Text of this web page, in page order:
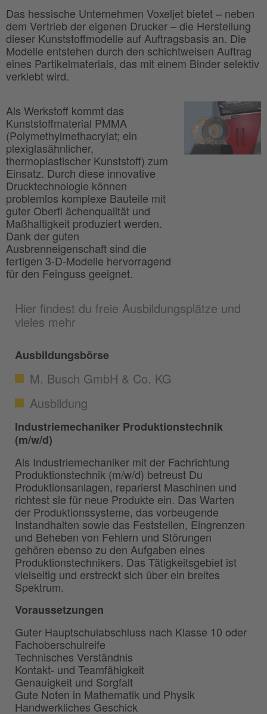
Hier findest du freie Ausbildungsplätze und
vieles mehr
Ausbildungsbörse
M. Busch GmbH & Co. KG
Ausbildung
Industriemechaniker Produktionstechnik
(m/w/d)
Als Industriemechaniker mit der Fachrichtung
Produktionstechnik (m/w/d) betreust Du
Produktionsanlagen, reparierst Maschinen und
richtest sie für neue Produkte ein. Das Warten
der Produktions­systeme, das vorbeugende
Instandhalten sowie das Feststellen, Eingrenzen
und Beheben von Fehlern und Störungen
gehören ebenso zu den Aufgaben eines
Produktionstechnikers. Das Tätigkeitsgebiet ist
vielseitig und erstreckt sich über ein breites
Spektrum.
Voraussetzungen
Guter Hauptschulabschluss nach Klasse 10 oder
Fachoberschulreife
Technisches Verständnis
Kontakt- und Teamfähigkeit
Genauigkeit und Sorgfalt
Gute Noten in Mathematik und Physik
Handwerkliches Geschick
Das hessische Unternehmen Voxeljet bietet – neben
dem Vertrieb der eigenen Drucker – die Herstellung
dieser Kunststoffmodelle auf Auftragsbasis an. Die
Modelle entstehen durch den schichtweisen Auftrag
eines Partikelmaterials, das mit einem Binder selektiv
verklebt wird.
Als Werkstoff kommt das
Kunststoffmaterial PMMA
(Polymethylmethacrylat; ein
plexiglasähnlicher,
thermoplastischer Kunststoff) zum
Einsatz. Durch diese innovative
Drucktechnologie können
problemlos komplexe Bauteile mit
guter Oberfl ächenqualität und
Maßhaltigkeit produziert werden.
Dank der guten
Ausbrenneigenschaft sind die
fertigen 3-D-Modelle hervorragend
für den Feinguss geeignet.